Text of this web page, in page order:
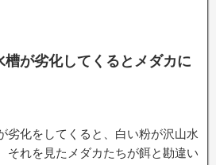
が劣化してくるとメダカに
劣化をしてくると、白い粉が沢山水
それを見たメダカたちが餌と勘違い